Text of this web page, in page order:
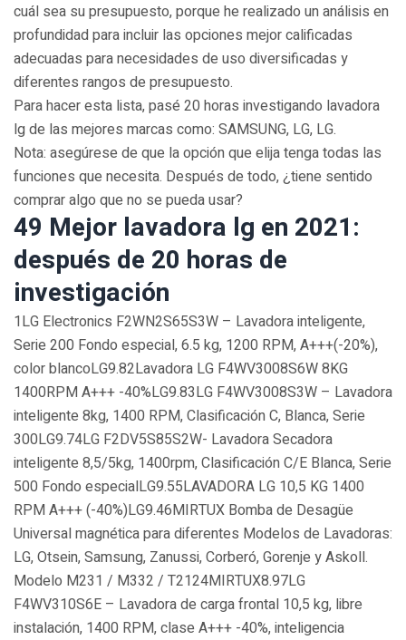
cuál sea su presupuesto, porque he realizado un análisis en
profundidad para incluir las opciones mejor calificadas
adecuadas para necesidades de uso diversificadas y
diferentes rangos de presupuesto.
Para hacer esta lista, pasé 20 horas investigando lavadora
lg de las mejores marcas como: SAMSUNG, LG, LG.
Nota: asegúrese de que la opción que elija tenga todas las
funciones que necesita. Después de todo, ¿tiene sentido
comprar algo que no se pueda usar?
49 Mejor lavadora lg en 2021:
después de 20 horas de
investigación
1LG Electronics F2WN2S65S3W – Lavadora inteligente,
Serie 200 Fondo especial, 6.5 kg, 1200 RPM, A+++(-20%),
color blancoLG9.82Lavadora LG F4WV3008S6W 8KG
1400RPM A+++ -40%LG9.83LG F4WV3008S3W – Lavadora
inteligente 8kg, 1400 RPM, Clasificación C, Blanca, Serie
300LG9.74LG F2DV5S85S2W- Lavadora Secadora
inteligente 8,5/5kg, 1400rpm, Clasificación C/E Blanca, Serie
500 Fondo especialLG9.55LAVADORA LG 10,5 KG 1400
RPM A+++ (-40%)LG9.46MIRTUX Bomba de Desagüe
Universal magnética para diferentes Modelos de Lavadoras:
LG, Otsein, Samsung, Zanussi, Corberó, Gorenje y Askoll.
Modelo M231 / M332 / T2124MIRTUX8.97LG
F4WV310S6E – Lavadora de carga frontal 10,5 kg, libre
instalación, 1400 RPM, clase A+++ -40%, inteligencia